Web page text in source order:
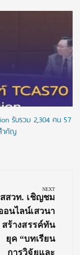
รับรวม 2,304 คน 57
ำคัญ
NEXT
Next
สสวท. เชิญชม
อนไลน์เสวนา
สร้างสรรค์ทัน
ยุค “บทเรียน
การวิจัยและ